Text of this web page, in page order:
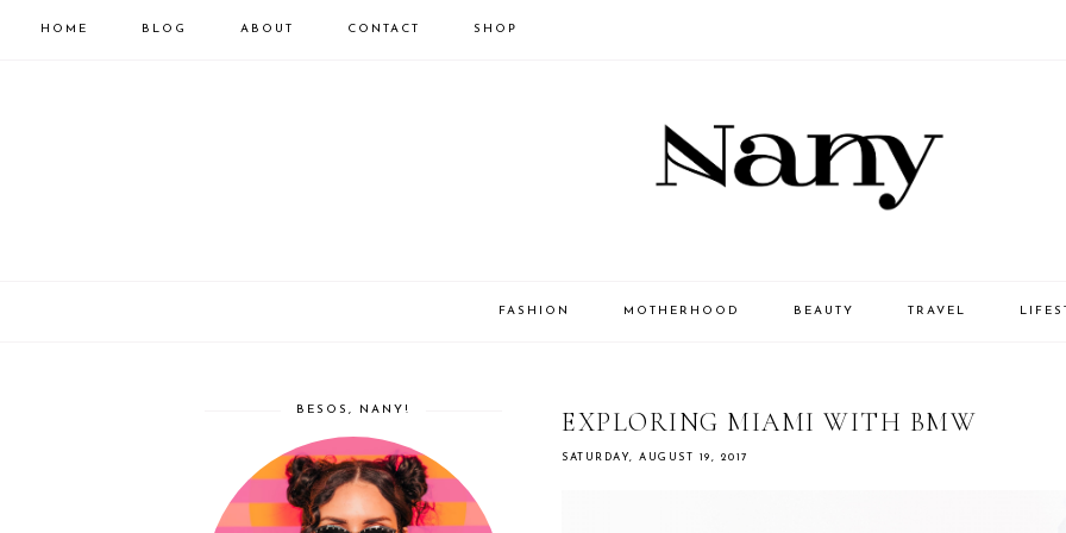
HOME BLOG ABOUT CONTACT SHOP
FASHION MOTHERHOOD BEAUTY TRAVEL
EXPLORING MIAMI WITH BMW
SATURDAY, AUGUST 19, 2017
BESOS, NANY!